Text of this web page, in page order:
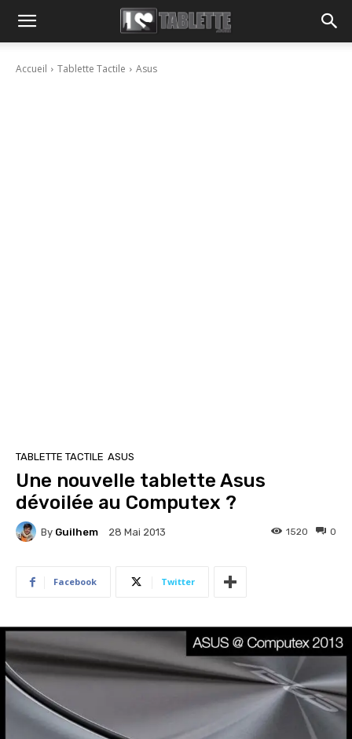
Accueil Tablette Tactile Asus
TABLETTE TACTILE ASUS
Une nouvelle tablette Asus
dévoilée au Computex ?
By Guilhem 28 Mai 2013 0
1520
Facebook Twitter